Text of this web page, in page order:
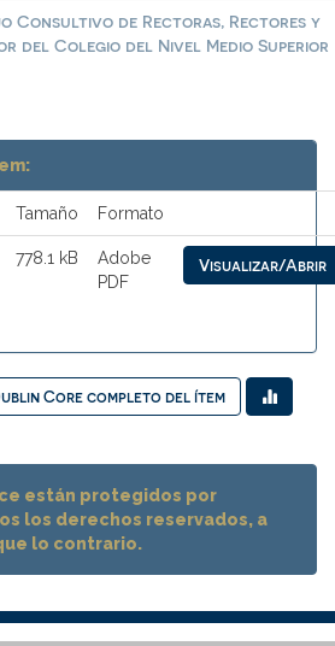
Consultivo de Rectoras, Rectores y
del Colegio del Nivel Medio Superior
Tamaño Formato
778.1 kB
Adobe
PDF
Visualizar/Abrir
Core completo del ítem
están protegidos por
los derechos reservados, a
lo contrario.